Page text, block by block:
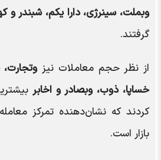
وبملت، سینرژی، دارا یکم، شبندر و
گرفتند.
از نظر حجم معاملات نیز
خساپا، ذوب، وبصادر و اخابر
کردند که نشان‌دهنده تمرکز
بازار است.